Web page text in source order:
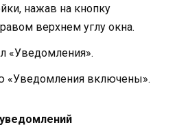
нажав на кнопку
верхнем углу окна.
«Уведомления».
«Уведомления включены».